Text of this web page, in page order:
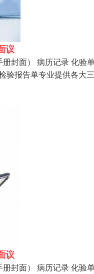
议
封面） 病历记录 化验
验报告单专业提供各大
议
封面） 病历记录 化验